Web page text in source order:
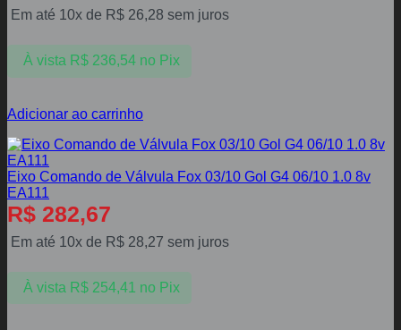
Em até 10x de R$ 26,28 sem juros
À vista R$236,54 no Pix
Adicionar ao carrinho
Eixo Comando de Válvula Fox 03/10 Gol G4 06/10 1.0 8v
EA111
R$ 282,67
Em até 10x de R$ 28,27 sem juros
À vista R$254,41 no Pix